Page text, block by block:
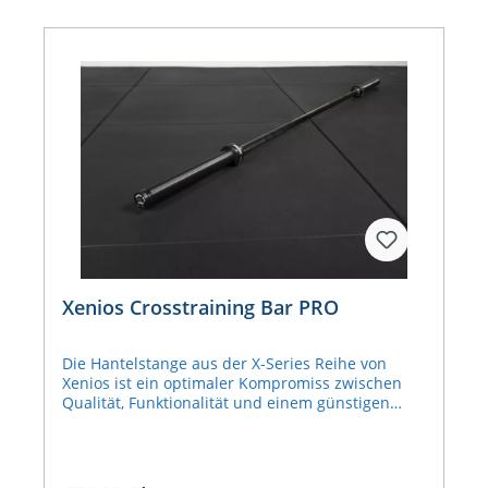
Xenios Crosstraining Bar PRO
Die Hantelstange aus der X-Series Reihe von
Xenios ist ein optimaler Kompromiss zwischen
Qualität, Funktionalität und einem günstigen